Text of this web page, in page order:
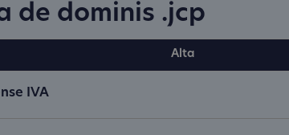
de dominis .jcp
Alta
IVA